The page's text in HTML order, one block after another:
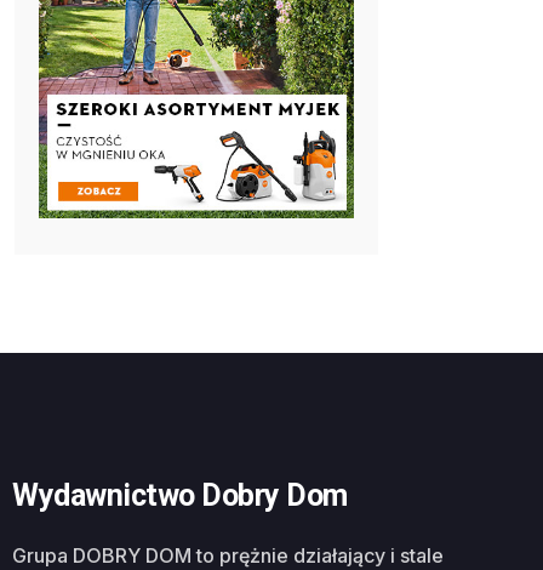
Wydawnictwo Dobry Dom
Grupa DOBRY DOM to prężnie działający i stale